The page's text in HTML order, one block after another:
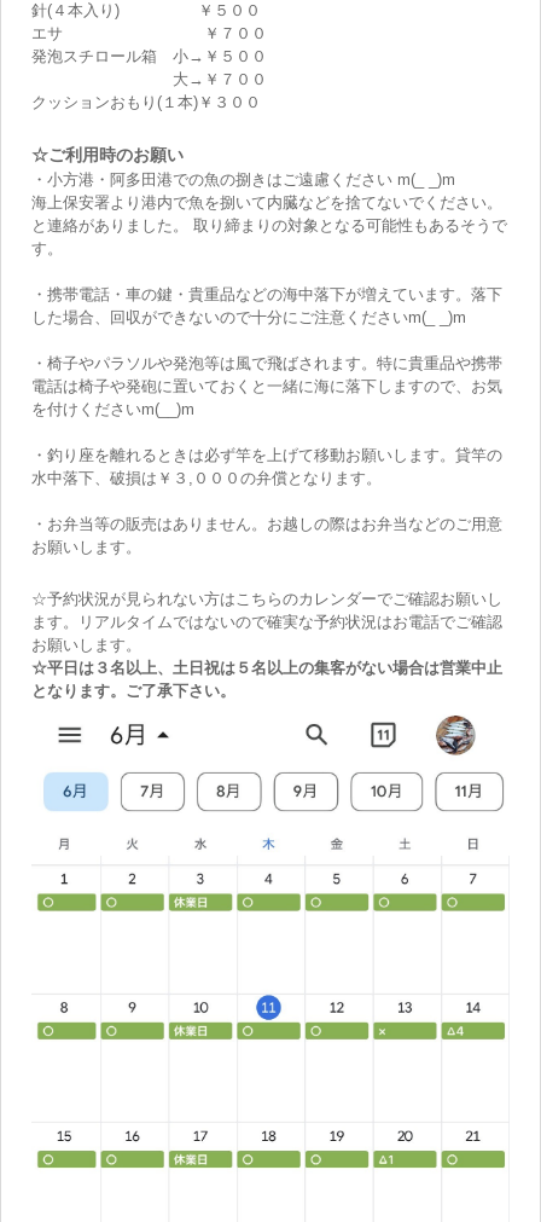
針(４本入り) ￥５００
エサ ￥７００
発泡スチロール箱 小→￥５００
大→￥７００
クッションおもり(１本)￥３００
☆ご利用時のお願い
・小方港・阿多田港での魚の捌きはご遠慮ください m(_ _)m
海上保安署より港内で魚を捌いて内臓などを捨てないでください。
と連絡がありました。 取り締まりの対象となる可能性もあるそうで
す。
・携帯電話・車の鍵・貴重品などの海中落下が増えています。落下
した場合、回収ができないので十分にご注意くださいm(_ _)m
・椅子やパラソルや発泡等は風で飛ばされます。特に貴重品や携帯
電話は椅子や発砲に置いておくと一緒に海に落下しますので、お気
を付けくださいm(__)m
・釣り座を離れるときは必ず竿を上げて移動お願いします。貸竿の
水中落下、破損は￥３,０００の弁償となります。
・お弁当等の販売はありません。お越しの際はお弁当などのご用意
お願いします。
☆予約状況が見られない方はこちらのカレンダーでご確認お願いし
ます。リアルタイムではないので確実な予約状況はお電話でご確認
お願いします。
☆平日は３名以上、土日祝は５名以上の集客がない場合は営業中止
となります。ご了承下さい。